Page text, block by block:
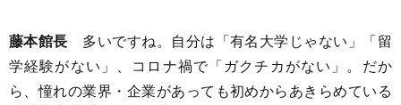
藤本館長 多いですね。自分は「有名大学じゃない」「留
学経験がない」、コロナ禍で「ガクチカがない」。だか
ら、憧れの業界・企業があっても初めからあきらめている